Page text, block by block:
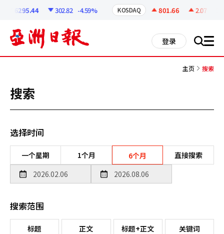
6295.44 302.82 -4.59% KOSDAQ 801.66 2.07
登录 搜 all
主页 搜索
搜索
选择时间
一个星期 1个月 6个月 直接搜索
搜索范围
标题 正文 标题+正文 关键词